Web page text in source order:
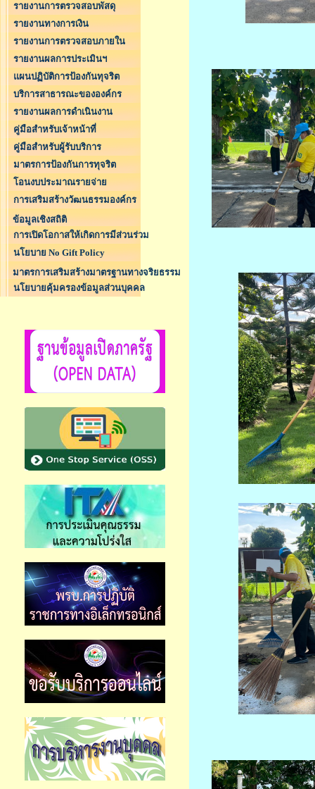
รายงานการตรวจสอบพัสดุ
รายงานทางการเงิน
รายงานการตรวจสอบภายใน
รายงานผลการประเมินฯ
แผนปฏิบัติการป้องกันทุจริต
บริการสาธารณะขององค์กร
รายงานผลการดำเนินงาน
คู่มือสำหรับเจ้าหน้าที่
คู่มือสำหรับผู้รับบริการ
มาตรการป้องกันการทุจริต
โอนงบประมาณรายจ่าย
การเสริมสร้างวัฒนธรรมองค์กร
ข้อมูลเชิงสถิติ
การเปิดโอกาสให้เกิดการมีส่วนร่วม
นโยบาย No Gift Policy
มาตรการเสริมสร้างมาตรฐานทางจริยธรรม
นโยบายคุ้มครองข้อมูลส่วนบุคคล